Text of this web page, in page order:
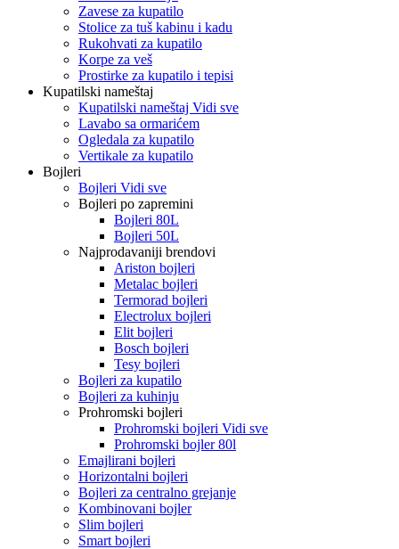
Zavese za kupatilo
Stolice za tuš kabinu i kadu
Rukohvati za kupatilo
Korpe za veš
Prostirke za kupatilo i tepisi
Kupatilski nameštaj
Kupatilski nameštaj Vidi sve
Lavabo sa ormarićem
Ogledala za kupatilo
Vertikale za kupatilo
Bojleri
Bojleri Vidi sve
Bojleri po zapremini
Bojleri 80L
Bojleri 50L
Najprodavaniji brendovi
Ariston bojleri
Metalac bojleri
Termorad bojleri
Electrolux bojleri
Elit bojleri
Bosch bojleri
Tesy bojleri
Bojleri za kupatilo
Bojleri za kuhinju
Prohromski bojleri
Prohromski bojleri Vidi sve
Prohromski bojler 80l
Emajlirani bojleri
Horizontalni bojleri
Bojleri za centralno grejanje
Kombinovani bojler
Slim bojleri
Smart bojleri